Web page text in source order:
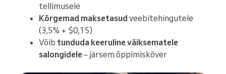
tellimusele
Kõrgemad maksetasud veebitehingutele
(3,5% + $0,15)
Võib tunduda keeruline väiksematele
salongidele– järsem õppimiskõver